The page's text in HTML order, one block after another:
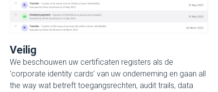
Veilig
We beschouwen uw certificaten registers als de
‘corporate identity cards’ van uw onderneming en gaan all
the way wat betreft toegangsrechten, audit trails, data